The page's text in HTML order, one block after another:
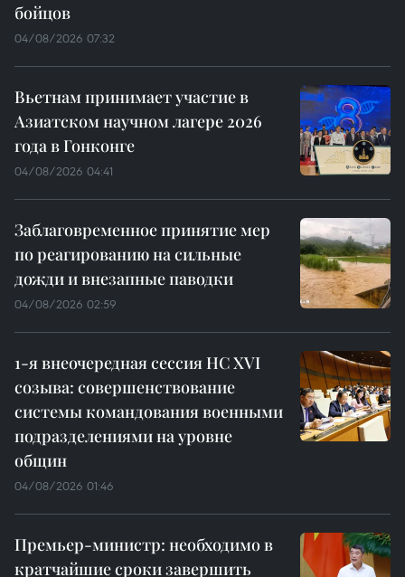
бойцов
04/08/2026 07:32
Вьетнам принимает участие в
Азиатском научном лагере 2026
года в Гонконге
04/08/2026 04:41
Заблаговременное принятие мер
по реагированию на сильные
дожди и внезапные паводки
04/08/2026 02:59
1-я внеочередная сессия НС XVI
созыва: совершенствование
системы командования военными
подразделениями на уровне
общин
04/08/2026 01:46
Премьер-министр: необходимо в
кратчайшие сроки завершить